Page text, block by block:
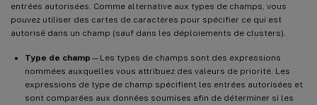
entrées autorisées. Comme alternative aux types de champs, vous
pouvez utiliser des cartes de caractères pour spécifier ce qui est
autorisé dans un champ (sauf dans les déploiements de clusters).
Type de champ —Les types de champs sont des expressions
nommées auxquelles vous attribuez des valeurs de priorité. Les
expressions de type de champ spécifient les entrées autorisées et
sont comparées aux données soumises afin de déterminer si les